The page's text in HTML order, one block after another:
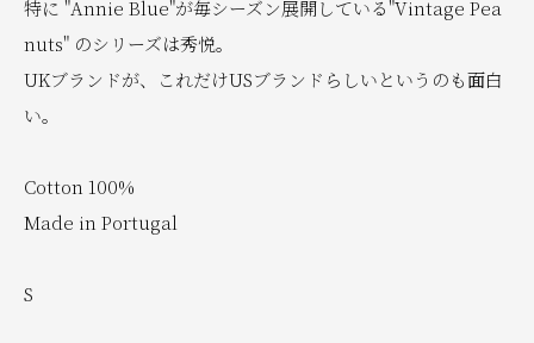
特に "Annie Blue"が毎シーズン展開している"Vintage Pea
nuts" のシリーズは秀悦。
UKブランドが、これだけUSブランドらしいというのも面白
い。
Cotton 100%
Made in Portugal
S